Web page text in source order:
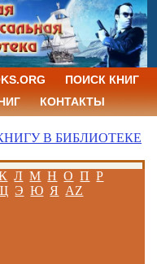
ПОИСК КНИГ
КОНТАКТЫ
В БИБЛИОТЕКЕ
Л М Н О П Р
Э Ю Я AZ